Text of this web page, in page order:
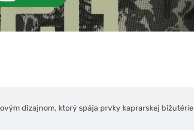
dizajnom, ktorý spája prvky kaprarskej bižutérie